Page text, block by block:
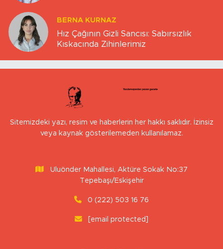
BERNA KURNAZ
Hız Çağının Gizli Sancısı: Sabırsızlık
Kıskacında Zihinlerimiz
Sitemizdeki yazı, resim ve haberlerin her hakkı saklıdır. İzinsiz
veya kaynak gösterilemeden kullanılamaz.
Uluönder Mahallesi, Aktüre Sokak No:37
Tepebaşı/Eskişehir
0 (222) 503 16 76
[email protected]